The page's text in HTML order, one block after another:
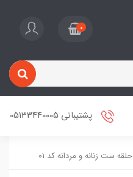
0
پشتیبانی 05133440005
حلقه ست زنانه و مردانه کد 01